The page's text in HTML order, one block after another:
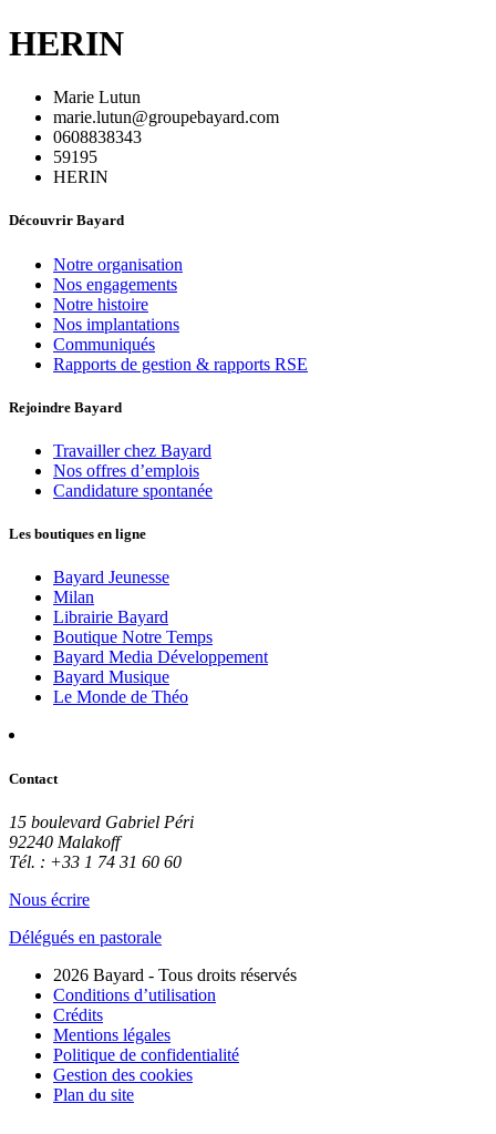
HERIN
Marie Lutun
marie.lutun@groupebayard.com
0608838343
59195
HERIN
Découvrir Bayard
Notre organisation
Nos engagements
Notre histoire
Nos implantations
Communiqués
Rapports de gestion & rapports RSE
Rejoindre Bayard
Travailler chez Bayard
Nos offres d’emplois
Candidature spontanée
Les boutiques en ligne
Bayard Jeunesse
Milan
Librairie Bayard
Boutique Notre Temps
Bayard Media Développement
Bayard Musique
Le Monde de Théo
Contact
15 boulevard Gabriel Péri
92240 Malakoff
Tél. : +33 1 74 31 60 60
Nous écrire
Délégués en pastorale
2026 Bayard - Tous droits réservés
Conditions d’utilisation
Crédits
Mentions légales
Politique de confidentialité
Gestion des cookies
Plan du site